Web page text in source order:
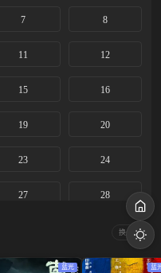
7 8
11 12
15 16
19 20
23 24
27 28
换一换
蓝光 蓝